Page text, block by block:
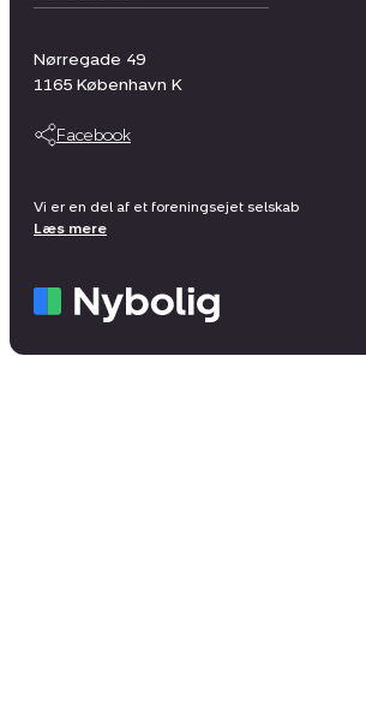
Nørregade 49
1165 København K
Facebook
Vi er en del af et foreningsejet selskab
Læs mere